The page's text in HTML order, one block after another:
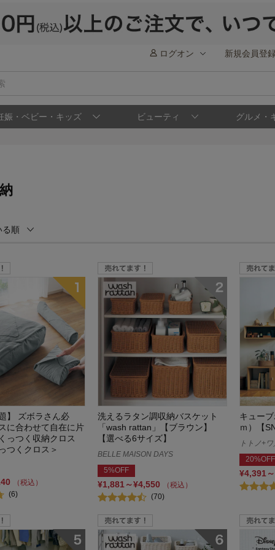
ログオン 新規会員登
娠・ベビー・キッズ ビューティ グルメ・
る順
】 ズボラさん必
に合わせて自在に片
っつく収納クロス
つくクロス＞
（税込）
(6)
洗えるラタン調収納バスケット
「wash rattan」【ブラウン】
【選べる6サイズ】
BELLE MAISON DAYS
5%OFF
¥1,881～¥4,550
（税込）
(70)
キュー
ｍ）【
トトノ+
20%OFF
¥4,391